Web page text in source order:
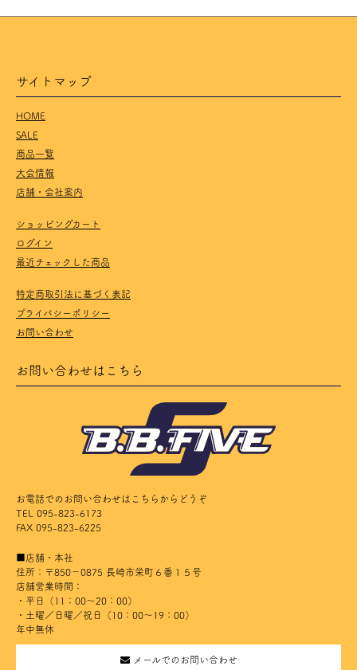
サイトマップ
HOME
SALE
商品一覧
大会情報
店舗・会社案内
ショッピングカート
ログイン
最近チェックした商品
特定商取引法に基づく表記
プライバシーポリシー
お問い合わせ
お問い合わせはこちら
お電話でのお問い合わせはこちらからどうぞ
TEL 095-823-6173
FAX 095-823-6225
■店舗・本社
住所：〒850－0875 長崎市栄町６番１５号
店舗営業時間：
・平日（11：00～20：00）
・土曜／日曜／祝日（10：00～19：00）
年中無休
メールでのお問い合わせ